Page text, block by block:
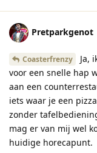
Pretparkgenot
Coasterfrenzy
Ja,
voor een snelle hap
aan een
iets waar je een
zonder
mag er van mij wel
huidige horecapunt.